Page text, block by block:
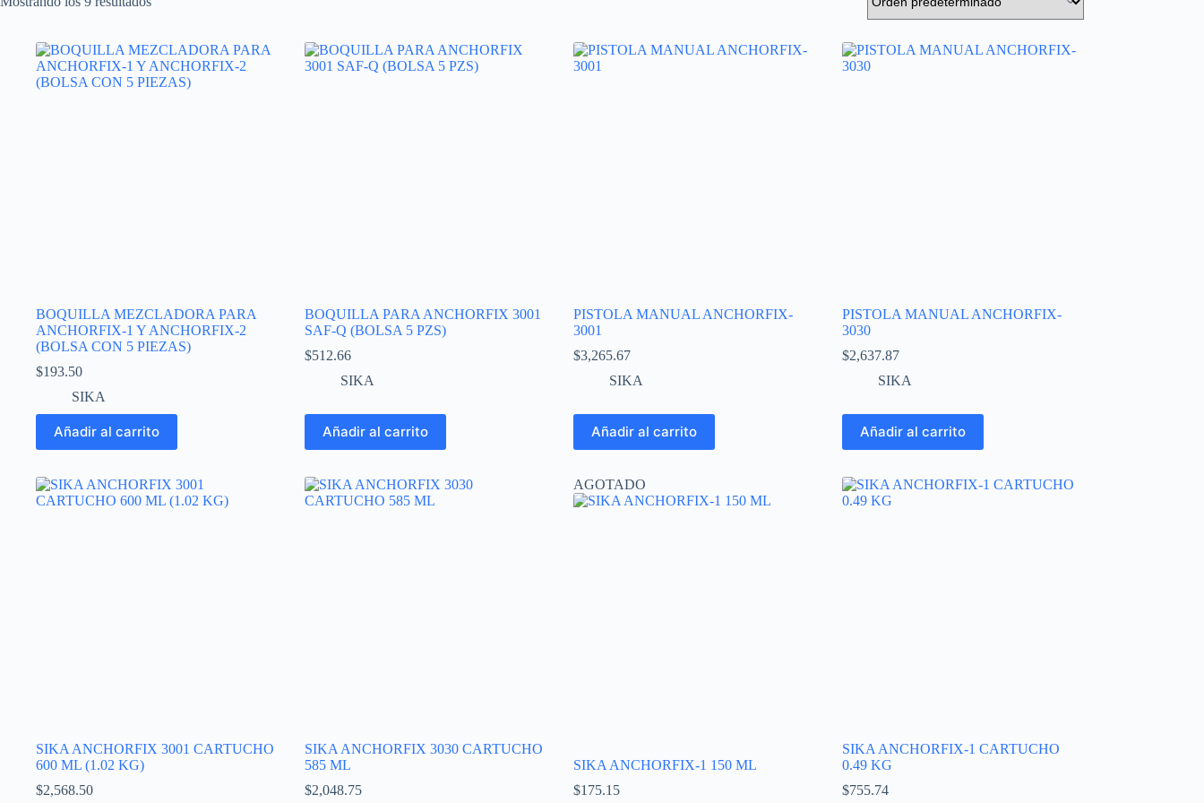
BOQUILLA MEZCLADORA PARA
ANCHORFIX-1 Y ANCHORFIX-2
(BOLSA CON 5 PIEZAS)
$193.50
SIKA
Añadir al carrito
BOQUILLA PARA ANCHORFIX 3001
SAF-Q (BOLSA 5 PZS)
$512.66
SIKA
Añadir al carrito
PISTOLA MANUAL ANCHORFIX-
3001
$3,265.67
SIKA
Añadir al carrito
PISTOLA MANUAL ANCHORFIX-
3030
$2,637.87
SIKA
Añadir al carrito
SIKA ANCHORFIX 3001 CARTUCHO
600 ML (1.02 KG)
$2,568.50
SIKA ANCHORFIX 3030 CARTUCHO
585 ML
$2,048.75
AGOTADO
SIKA ANCHORFIX-1 150 ML
$175.15
SIKA ANCHORFIX-1 CARTUCHO
0.49 KG
$755.74